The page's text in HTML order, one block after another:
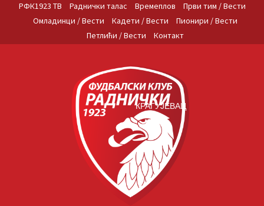
РФК1923 ТВ Раднички талас Времеплов
Први тим / Вести
Омладинци / Вести
Кадети / Вести
Пионири / Вести
Петлићи / Вести
Контакт
КРАГУЈЕВАЦ